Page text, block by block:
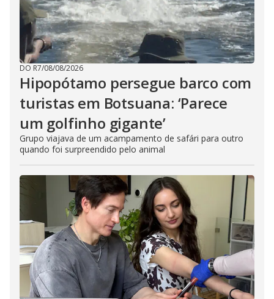
DO R7/08/08/2026
Hipopótamo persegue barco com
turistas em Botsuana: ‘Parece
um golfinho gigante’
Grupo viajava de um acampamento de safári para outro
quando foi surpreendido pelo animal